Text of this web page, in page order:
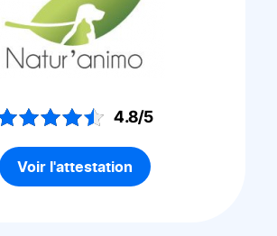
4.8/5
Voir l'attestation